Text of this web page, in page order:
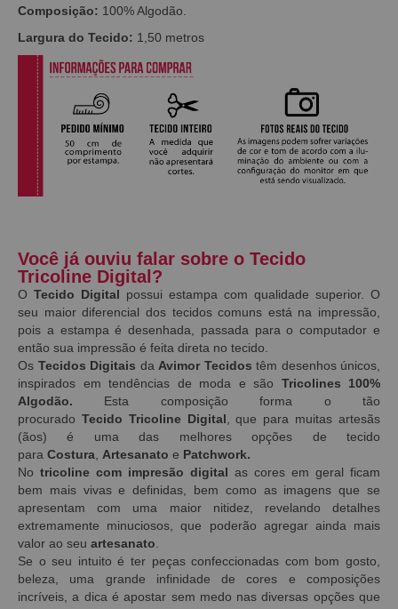
Composição: 100% Algodão.
Largura do Tecido: 1,50 metros
Você já ouviu falar sobre o Tecido
Tricoline Digital?
O Tecido Digital possui estampa com qualidade superior. O
seu maior diferencial dos tecidos comuns está na impressão,
pois a estampa é desenhada, passada para o computador e
então sua impressão é feita direta no tecido.
Os Tecidos Digitais da Avimor Tecidos têm desenhos únicos,
inspirados em tendências de moda e são Tricolines 100%
Algodão. Esta composição forma o tão
procurado Tecido Tricoline Digital , que para muitas artesãs
(ãos) é uma das melhores opções de tecido
para Costura Artesanato e Patchwork.
No tricoline com impresão digital as cores em geral ficam
bem mais vivas e definidas, bem como as imagens que se
apresentam com uma maior nitidez, revelando detalhes
extremamente minuciosos, que poderão agregar ainda mais
valor ao seu artesanato
Se o seu intuito é ter peças confeccionadas com bom gosto,
beleza, uma grande infinidade de cores e composições
incríveis, a dica é apostar sem medo nas diversas opções que